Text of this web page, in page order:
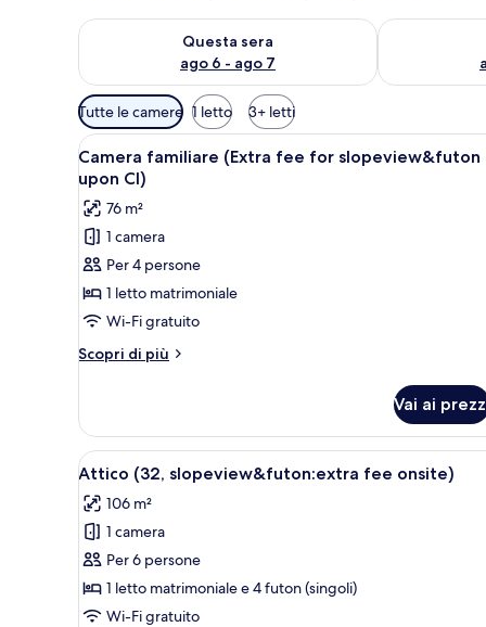
Questa sera
ago 6 - ago 7
Verifica la disponibilità per questa sera, ago 6 - ago 7
Verifica la
Filtri
disponibili
per
le
camere
Tutte le camere 1 letto 3+ letti
Apri
tutte
le
foto
per
Camera
familiare
(Extra
fee
for
upon
CI)
Una cucina moderna con
6
Camera familiare (Extra fee for slopeview&futon
upon CI)
76 m²
1 camera
Per 4 persone
1 letto matrimoniale
Wi-Fi gratuito
Scopri di più
Altri
familiare
(Extra
fee
slopeview&futon
upon
CI)
Vai ai
Apri
tutte
le
foto
per
Attico
(32,
Pista da sci innevata con
8
Attico (32, slopeview&futon:extra fee onsite)
106 m²
1 camera
Per 6 persone
1 letto matrimoniale e 4 futon (singoli)
Wi-Fi gratuito